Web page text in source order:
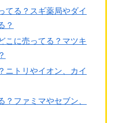
てる？スギ薬局やダイ
？
こに売ってる？マツキ
ニトリやイオン、カイ
？ファミマやセブン、